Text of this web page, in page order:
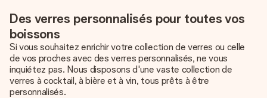
Des verres personnalisés pour toutes vos
boissons
Si vous souhaitez enrichir votre collection de verres ou celle
de vos proches avec desverres personnalisés, ne vous
inquiétez pas. Nous disposons d'une vaste collection de
verres à cocktail, à bière et à vin, tous prêts à être
personnalisés.